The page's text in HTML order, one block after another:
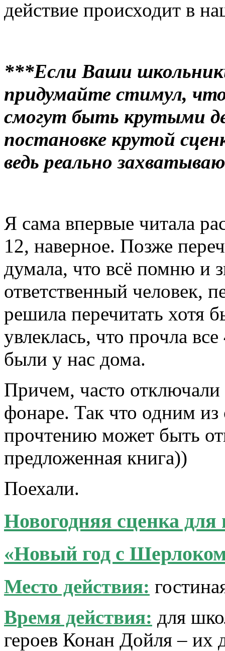
действие происходит в
***Если Ваши
придумайте стимул,
смогут быть крутыми
постановке крутой
ведь реально
Я сама впервые читала
12, наверное. Позже
думала, что всё помню и
ответственный человек,
решила перечитать хотя
увлеклась, что прочла
были у нас дома.
Причем, часто отключали
фонаре. Так что одним
прочтению может быть
предложенная книга))
Поехали.
Новогодняя сценка
«Новый год с
Место действия:
Время действия: для
героев Конан Дойля – их